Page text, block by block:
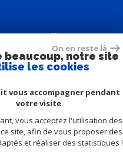
On en reste là
beaucoup, notre site
les cookies
vous accompagner pendant
votre visite.
vous acceptez l'utilisation des
site, afin de vous proposer des
et réaliser des statistiques !